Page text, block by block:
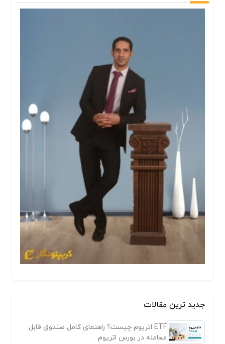
جدید ترین مقالات
ETF اتریوم چیست؟ راهنمای کامل صندوق قابل
معامله در بورس اتریوم